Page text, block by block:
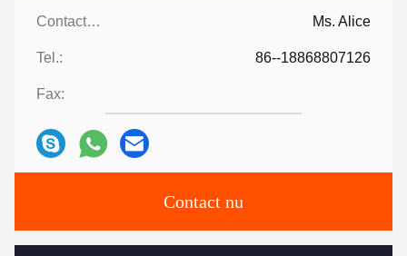
Contacten: Ms. Alice
Tel.: 86--18868807126
Fax:
Contact nu